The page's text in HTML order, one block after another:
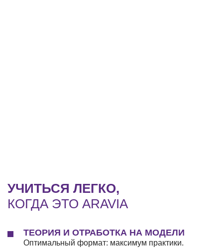
УЧИТЬСЯ ЛЕГКО,
КОГДА ЭТО ARAVIA
ТЕОРИЯ И ОТРАБОТКА НА МОДЕЛИ
Оптимальный формат: максимум практики.